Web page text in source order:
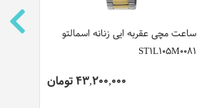
ساعت مچی عقربه ایی زنانه اسمالتو
ST1L105M0081
43,200,000 تومان